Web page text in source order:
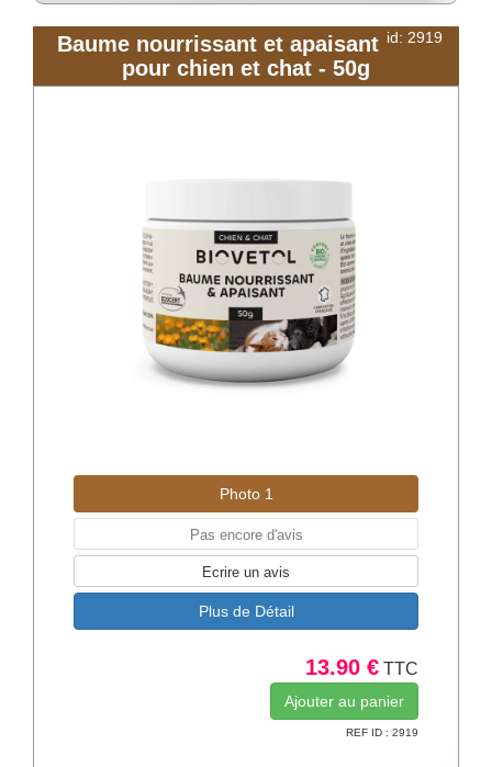
id: 2919
Baume nourrissant et apaisant
pour chien et chat - 50g
Photo 1
Pas encore d'avis
Ecrire un avis
Plus de Détail
13.90 € TTC
REF ID : 2919